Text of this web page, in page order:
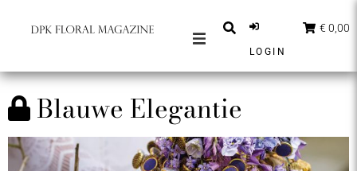
BERICHTEN
PARTNERS
LOGIN
€ 0,00
Blauwe Elegantie